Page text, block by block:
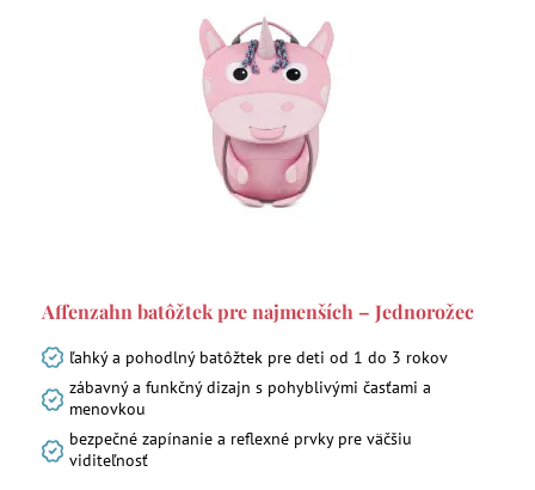
Affenzahn batôžtek pre najmenších – Jednorožec
ľahký a pohodlný batôžtek pre deti od 1 do 3 rokov
zábavný a funkčný dizajn s pohyblivými časťami a
menovkou
bezpečné zapínanie a reflexné prvky pre väčšiu
viditeľnosť